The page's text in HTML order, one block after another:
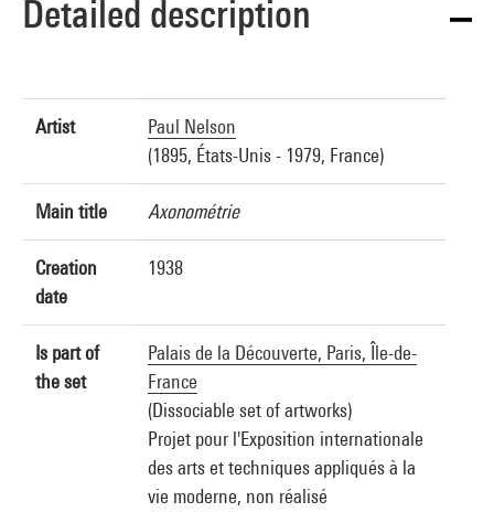
Detailed description
Artist
Paul Nelson
(1895, États-Unis - 1979, France)
Main title Axonométrie
Creation
date
1938
Is part of
the set
Palais de la Découverte, Paris, Île-de-
France
(Dissociable set of artworks)
Projet pour l'Exposition internationale
des arts et techniques appliqués à la
vie moderne, non réalisé